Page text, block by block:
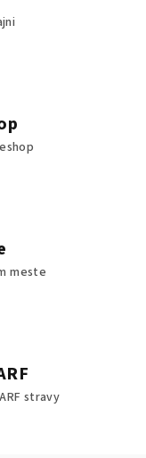
meste
stravy